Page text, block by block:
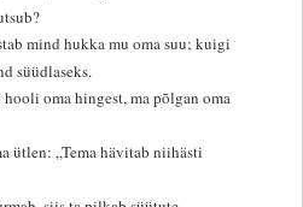
mind hukka mu oma suu; kuigi
süüdlaseks.
oma hingest, ma põlgan oma
ütlen: „Tema hävitab niihästi